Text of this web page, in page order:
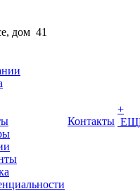
дом 41
Контакты
+